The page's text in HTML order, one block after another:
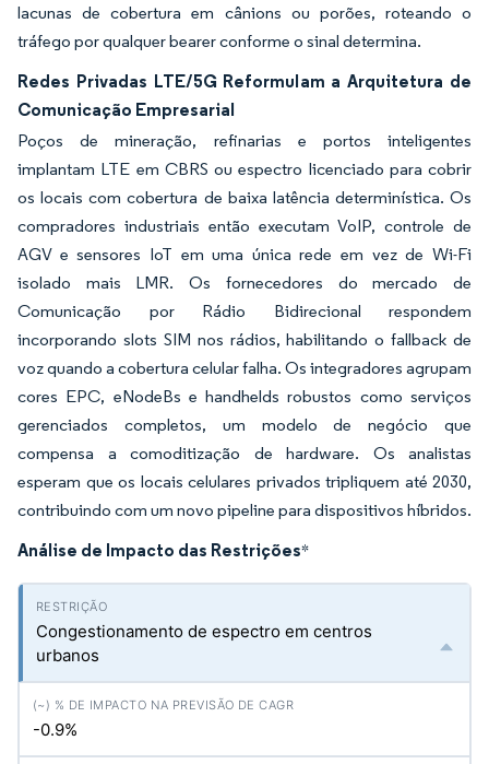
lacunas de cobertura em cânions ou porões, roteando o
tráfego por qualquer bearer conforme o sinal determina.
Redes Privadas LTE/5G Reformulam a Arquitetura de
Comunicação Empresarial
Poços de mineração, refinarias e portos inteligentes
implantam LTE em CBRS ou espectro licenciado para cobrir
os locais com cobertura de baixa latência determinística. Os
compradores industriais então executam VoIP, controle de
AGV e sensores IoT em uma única rede em vez de Wi-Fi
isolado mais LMR. Os fornecedores do mercado de
Comunicação por Rádio Bidirecional respondem
incorporando slots SIM nos rádios, habilitando o fallback de
voz quando a cobertura celular falha. Os integradores agrupam
cores EPC, eNodeBs e handhelds robustos como serviços
gerenciados completos, um modelo de negócio que
compensa a comoditização de hardware. Os analistas
esperam que os locais celulares privados tripliquem até 2030,
contribuindo com um novo pipeline para dispositivos híbridos.
Análise de Impacto das Restrições*
Congestionamento de espectro em centros
urbanos
-0.9%